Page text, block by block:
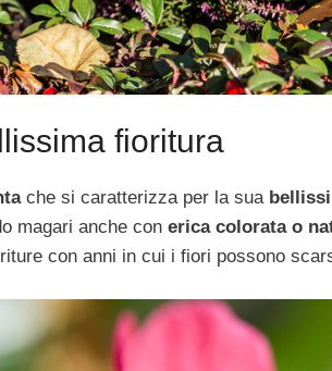
fioritura
che si caratterizza per la sua
magari anche con erica colorata o
con anni in cui i fiori possono